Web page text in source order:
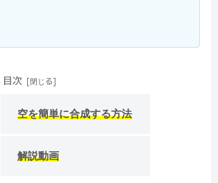
目次
空を簡単に合成する方法
解説動画